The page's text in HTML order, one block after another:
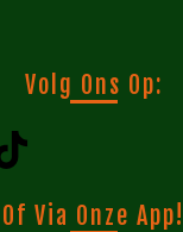
Volg Ons Op:
Of Via Onze App!